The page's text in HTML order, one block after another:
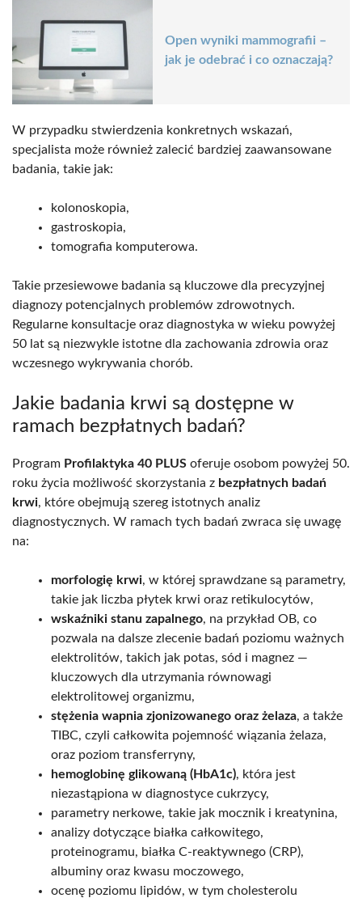
Open wyniki mammografii –
jak je odebrać i co oznaczają?
W przypadku stwierdzenia konkretnych wskazań,
specjalista może również zalecić bardziej zaawansowane
badania, takie jak:
kolonoskopia,
gastroskopia,
tomografia komputerowa.
Takie przesiewowe badania są kluczowe dla precyzyjnej
diagnozy potencjalnych problemów zdrowotnych.
Regularne konsultacje oraz diagnostyka w wieku powyżej
50 lat są niezwykle istotne dla zachowania zdrowia oraz
wczesnego wykrywania chorób.
Jakie badania krwi są dostępne w
ramach bezpłatnych badań?
Program Profilaktyka 40 PLUS oferuje osobom powyżej 50.
roku życia możliwość skorzystania z bezpłatnych badań
krwi, które obejmują szereg istotnych analiz
diagnostycznych. W ramach tych badań zwraca się uwagę
na:
morfologię krwi, w której sprawdzane są parametry,
takie jak liczba płytek krwi oraz retikulocytów,
wskaźniki stanu zapalnego, na przykład OB, co
pozwala na dalsze zlecenie badań poziomu ważnych
elektrolitów, takich jak potas, sód i magnez —
kluczowych dla utrzymania równowagi
elektrolitowej organizmu,
stężenia wapnia zjonizowanego oraz żelaza, a także
TIBC, czyli całkowita pojemność wiązania żelaza,
oraz poziom transferryny,
hemoglobinę glikowaną (HbA1c), która jest
niezastąpiona w diagnostyce cukrzycy,
parametry nerkowe, takie jak mocznik i kreatynina,
analizy dotyczące białka całkowitego,
proteinogramu, białka C-reaktywnego (CRP),
albuminy oraz kwasu moczowego,
ocenę poziomu lipidów, w tym cholesterolu